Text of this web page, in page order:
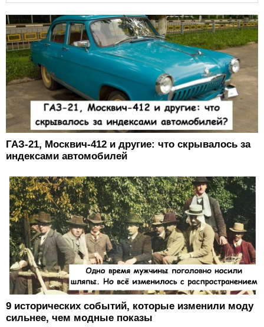
ГАЗ-21, Москвич-412 и другие: что скрывалось за
индексами автомобилей
9 исторических событий, которые изменили моду
сильнее, чем модные показы